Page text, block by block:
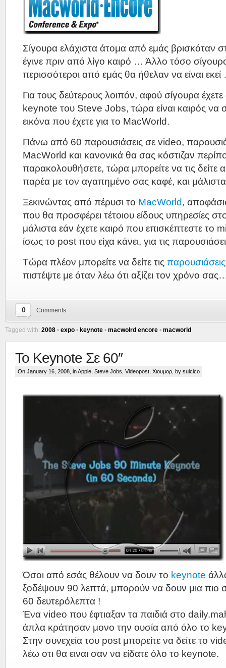
Σίγουρα ελάχιστα άτομα από εμάς βρισκόταν
έγινε πριν από λίγο καιρό … Άλλο τόσο
περισσότεροι από εμάς θα ήθελαν να είναι
Για τους δεύτερους λοιπόν, αφού σίγουρα έχετε
keynote του Steve Jobs, τώρα είναι καιρός να
εικόνα που έχετε για το MacWorld.
Πάνω από 60 παρουσιάσεις σε video,
MacWorld και κανονικά θα σας κόστιζαν
παρακολουθήσετε, τώρα μπορείτε να τις δείτε
παρέα με τον αγαπημένο σας καφέ, και
Ξεκινώντας από πέρυσι το MacWorld,
που θα προσφέρει τέτοιου είδους υπηρεσίες
μάλιστα εάν έχετε καιρό που επισκέπτεστε το
ίσως το post που είχα κάνει, για τις
Tώρα πλέον μπορείτε να δείτε τις
πιστέψτε με όταν λέω ότι αξίζει τον χρόνο
0 Comments
Tagged with: 2008 • expo • keynote • macwolrd encore • macworld
To Keynote Σε 60″
On January 16, 2008, inApple Steve Jobs Videopost Χιουμορ , by suicico
Όσοι από εσάς θέλουν να δουν το keynote
ξοδέψουν 90 λεπτά, μπορούν να δουν μια πιο
60 δευτερόλεπτα !
Ένα video που έφτιαξαν τα παιδιά στο
άπλα κράτησαν μονο την ουσία από όλο το
Στην συνεχεία του post μπορείτε να δείτε το
λέω οτι θα ειναι σαν να είδατε όλο το keynote.